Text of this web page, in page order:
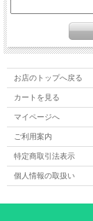
お店のトップへ戻る
カートを見る
マイページへ
ご利用案内
特定商取引法表示
個人情報の取扱い